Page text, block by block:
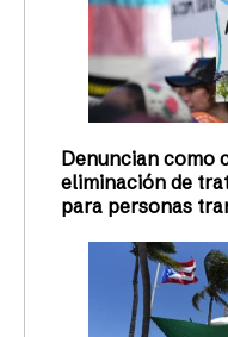
Denuncian como
eliminación de
para personas